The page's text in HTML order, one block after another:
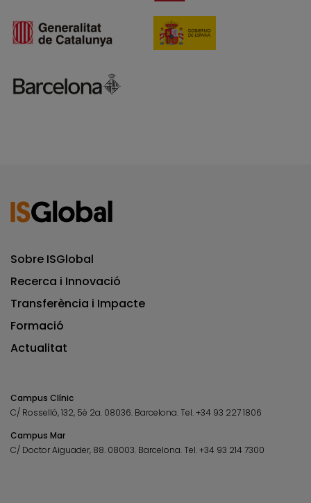
Sobre ISGlobal
Recerca i Innovació
Transferència i Impacte
Formació
Actualitat
Campus Clínic
C/ Rosselló, 132, 5è 2a. 08036. Barcelona.Tel.+34 93 227 1806
Campus Mar
C/ Doctor Aiguader, 88. 08003. Barcelona.Tel.+34 93 214 7300